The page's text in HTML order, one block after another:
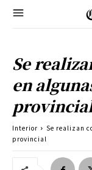
Se
en
Interior
Se realizan
provincial